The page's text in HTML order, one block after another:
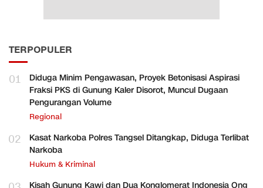
TERPOPULER
01
Diduga Minim Pengawasan, Proyek Betonisasi Aspirasi
Fraksi PKS di Gunung Kaler Disorot, Muncul Dugaan
Pengurangan Volume
Regional
02
Kasat Narkoba Polres Tangsel Ditangkap, Diduga Terlibat
Narkoba
Hukum & Kriminal
Kisah Gunung Kawi dan Dua Konglomerat Indonesia Ong